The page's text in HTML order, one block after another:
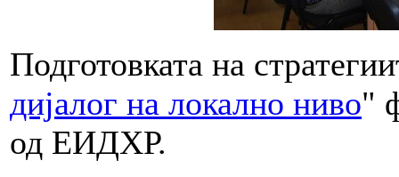
Подготовката на
дијалог на локално ниво"
од ЕИДХР.